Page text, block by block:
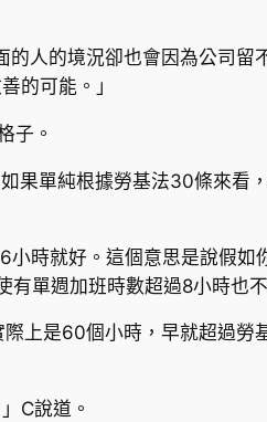
人的境況卻也會因為公司留
的可能。」
子。
果單純根據勞基法30條來看
時就好。這個意思是說假如
單週加班時數超過8小時也不
上是60個小時，早就超過勞
C說道。